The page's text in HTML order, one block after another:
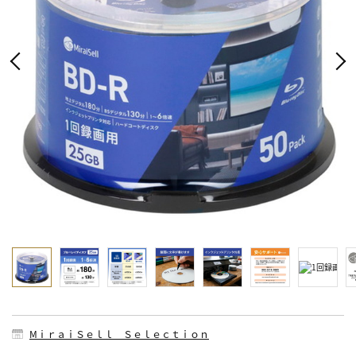
MⅰｒａｉＳｅｌｌ Ｓｅｌｅｃｔｉｏｎ